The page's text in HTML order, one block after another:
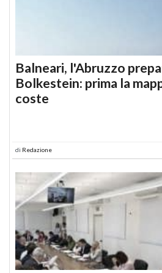
Balneari, l'Abruzzo
Bolkestein: prima la
coste
di Redazione